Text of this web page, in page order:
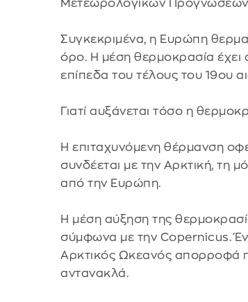
Μετεωρολογικών
Συγκεκριμένα, η Ευρώπη
όρο. Η μέση θερμοκρασία έχει
επίπεδα του τέλους του 19ου
Γιατί αυξάνεται τόσο η
Η επιταχυνόμενη θέρμανση
συνδέεται με την Αρκτική, τη
από την Ευρώπη.
Η μέση αύξηση της
σύμφωνα με την Copernicus.
Αρκτικός Ωκεανός απορροφά
αντανακλά.